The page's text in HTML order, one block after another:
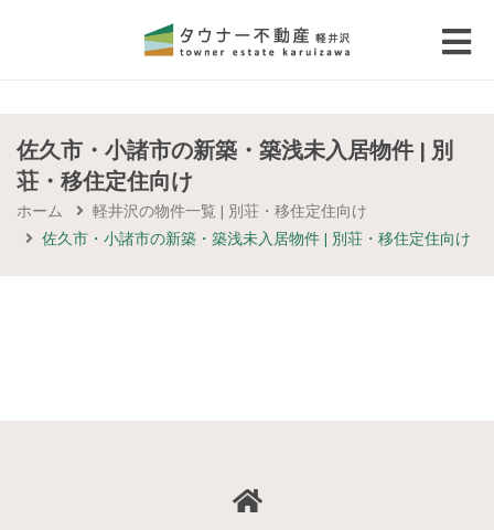
(物件種別から選ぶ)
(価格帯から選ぶ)
(コラム・移住者の声)
佐久市・小諸市の新築・築浅未入居物件 | 別
荘・移住定住向け
ホーム
軽井沢の物件一覧 | 別荘・移住定住向け
佐久市・小諸市の新築・築浅未入居物件 | 別荘・移住定住向け